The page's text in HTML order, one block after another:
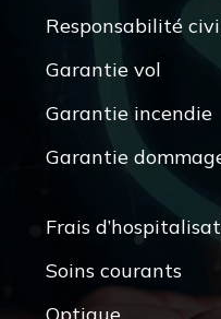
Responsabilité
Garantie vol
Garantie incendie
Garantie
Frais
Soins courants